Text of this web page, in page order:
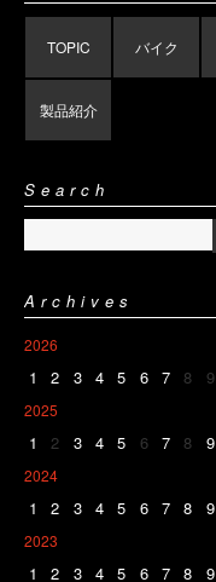
TOPIC バイク
製品紹介
Search
Archives
2026
1 2 3 4 5 6 7 8 9
2025
1 2 3 4 5 6 7 8 9
2024
1 2 3 4 5 6 7 8 9
2023
1 2 3 4 5 6 7 8 9